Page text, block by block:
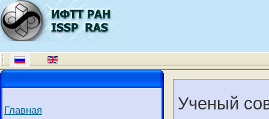
Главная
Ученый